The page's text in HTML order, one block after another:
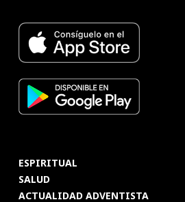
ESPIRITUAL
SALUD
ACTUALIDAD ADVENTISTA